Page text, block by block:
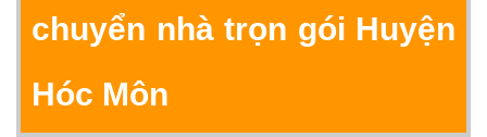
chuyển nhà trọn gói Huyện
Hóc Môn